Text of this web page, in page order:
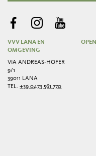
VVV LANA EN
OMGEVING
VIA ANDREAS-HOFER
9/1
39011 LANA
TEL.+39 0473 561 770